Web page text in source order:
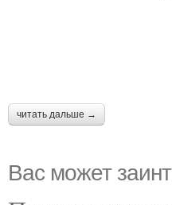
читать дальше →
Вас может